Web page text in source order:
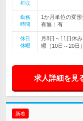
年収
勤務
時間
1か月単位の変
有無：有
休日
休暇
月8日～11日休
暇（10日～20日
求人詳細を見
新着